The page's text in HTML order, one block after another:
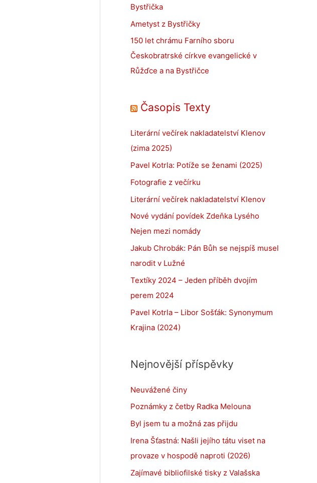
Bystřička
Ametyst z Bystřičky
150 let chrámu Farního sboru
Českobratrské církve evangelické v
Růžďce a na Bystřičce
Časopis Texty
Literární večírek nakladatelství Klenov
(zima 2025)
Pavel Kotrla: Potíže se ženami (2025)
Fotografie z večírku
Literární večírek nakladatelství Klenov
Nové vydání povídek Zdeňka Lysého
Nejen mezi nomády
Jakub Chrobák: Pán Bůh se nejspíš musel
narodit v Lužné
Textíky 2024 – Jeden příběh dvojím
perem 2024
Pavel Kotrla – Libor Sošťák: Synonymum
Krajina (2024)
Nejnovější příspěvky
Neuvážené činy
Poznámky z četby Radka Melouna
Byl jsem tu a možná zas přijdu
Irena Šťastná: Našli jejího tátu viset na
provaze v hospodě naproti (2026)
Zajímavé bibliofilské tisky z Valašska